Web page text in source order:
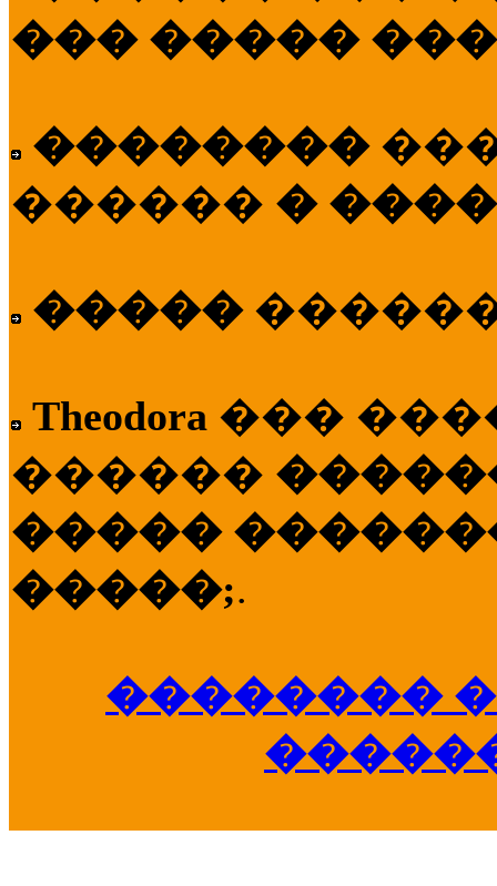
��� �����
��������
������ �
�����
Theodora ���
������
�����
�����;.
��������